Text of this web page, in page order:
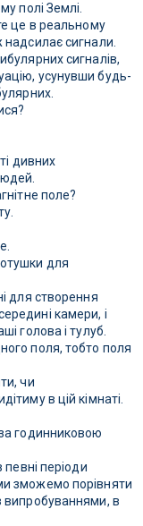
полі Землі.
це в реальному
сигнали.
сигналів,
усунувши будь-
дивних
поле?
для
для створення
камери, і
голова і тулуб.
поля, тобто поля
чи
в цій кімнаті.
годинниковою
періоди
зможемо порівняти
випробуваннями, в